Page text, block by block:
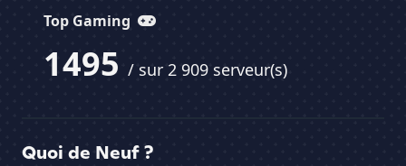
Top Gaming
1495 / sur 2 909 serveur(s)
Quoi de Neuf ?